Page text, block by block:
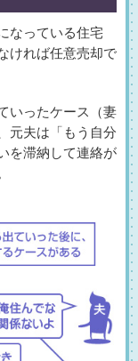
なっている住宅
ければ任意売却で
いったケース（妻
元夫は「もう自分
を滞納して連絡が